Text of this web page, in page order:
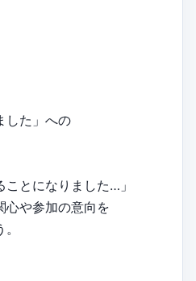
した」への
ことになりました…」
心や参加の意向を